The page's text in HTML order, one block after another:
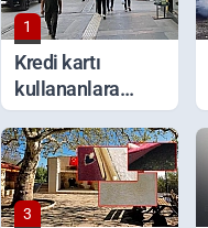
1
Kredi kartı
kullananlara
kritik uyarı!
3